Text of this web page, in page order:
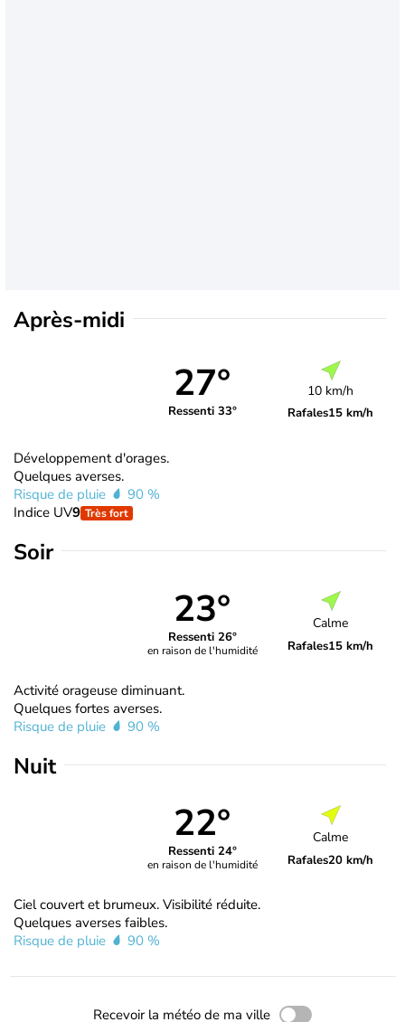
Après-midi
27°
Ressenti 33°
10 km/h
Rafales15 km/h
Développement d'orages.
Quelques averses.
Risque de pluie
90 %
Indice UV9 Très fort
Soir
23°
Ressenti 26°
en raison de l'humidité
Calme
Rafales15 km/h
Activité orageuse diminuant.
Quelques fortes averses.
Risque de pluie
90 %
Nuit
22°
Ressenti 24°
en raison de l'humidité
Calme
Rafales20 km/h
Ciel couvert et brumeux. Visibilité réduite.
Quelques averses faibles.
Risque de pluie
90 %
Recevoir la météo de ma ville